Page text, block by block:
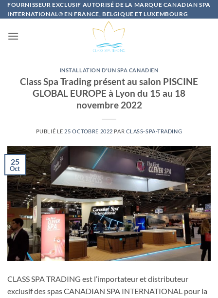
Passer
au
FOURNISSEUR EXCLUSIF AUTORISÉ DE LA MARQUE CANADIAN SPA
INTERNATIONAL® EN FRANCE, BELGIQUE ET LUXEMBOURG
INSTALLATION D'UN SPA CANADIEN
Class Spa Trading présent au salon PISCINE
GLOBAL EUROPE à Lyon du 15 au 18
novembre 2022
PUBLIÉ LE 25 OCTOBRE 2022 PAR CLASS-SPA-TRADING
25
Oct
CLASS SPA TRADING est l’importateur et distributeur
exclusif des spas CANADIAN SPA INTERNATIONAL pour la